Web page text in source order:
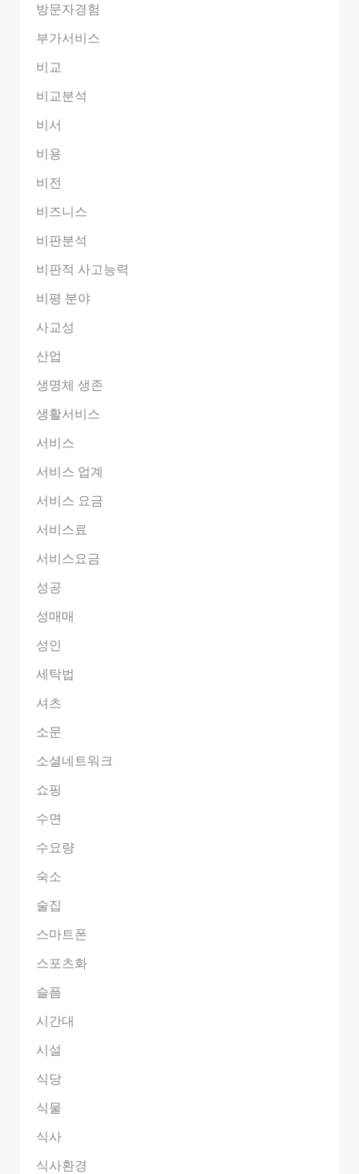
방문자경험
부가서비스
비교
비교분석
비서
비용
비전
비즈니스
비판분석
비판적 사고능력
비평 분야
사교성
산업
생명체 생존
생활서비스
서비스
서비스 업계
서비스 요금
서비스료
서비스요금
성공
성매매
성인
세탁법
셔츠
소문
소셜네트워크
쇼핑
수면
수요량
숙소
술집
스마트폰
스포츠화
슬픔
시간대
시설
식당
식물
식사
식사환경